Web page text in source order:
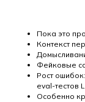
Пока это
Контекст
Фейковые
Рост
eval-тестов
Особенно